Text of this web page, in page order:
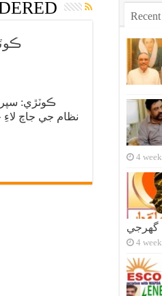
ڪوٽڙي:
نظام جي جاچ
Recent
4
گهرجي
4